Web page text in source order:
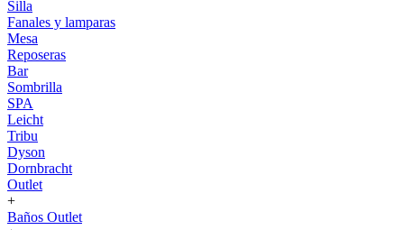
Silla
Fanales y lamparas
Mesa
Reposeras
Bar
Sombrilla
SPA
Leicht
Tribu
Dyson
Dornbracht
Outlet
+
Baños Outlet